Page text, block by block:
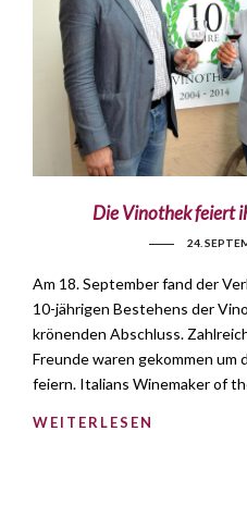
Die Vinothek feiert
24.
Am 18. September fand der
10-jährigen Bestehens der
krönenden Abschluss.
Freunde waren gekommen um
feiern. Italians Winemaker of
WEITERLESEN